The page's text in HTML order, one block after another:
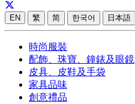
EN 繁 简 한국어 日本語
時尚服裝
配飾、珠寶、鐘錶及眼鏡
皮具、皮鞋及手袋
家具品味
創意禮品